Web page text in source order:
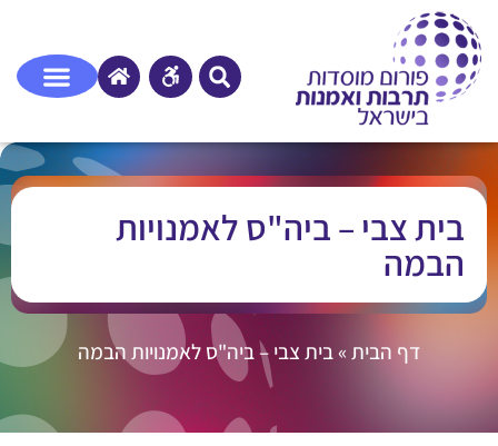
בית צבי – ביה"ס לאמנויות
הבמה
דף הבית»בית צבי – ביה"ס לאמנויות הבמה